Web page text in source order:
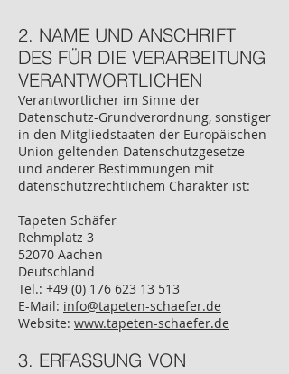
2. NAME UND ANSCHRIFT
DES FÜR DIE VERARBEITUNG
VERANTWORTLICHEN
Verantwortlicher im Sinne der
Datenschutz-Grundverordnung, sonstiger
in den Mitgliedstaaten der Europäischen
Union geltenden Datenschutzgesetze
und anderer Bestimmungen mit
datenschutzrechtlichem Charakter ist:
Tapeten Schäfer
Rehmplatz 3
52070 Aachen
Deutschland
Tel.: +49 (0) 176 623 13 513
E-Mail: info@tapeten-schaefer.de
Website: www.tapeten-schaefer.de
3. ERFASSUNG VON